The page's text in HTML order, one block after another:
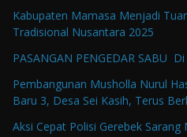
Kabupaten Mamasa Menjadi
Tradisional Nusantara 2025
PASANGAN PENGEDAR SABU
Pembangunan Musholla Nurul
Baru 3, Desa Sei Kasih, Terus
Aksi Cepat Polisi Gerebek Sarang